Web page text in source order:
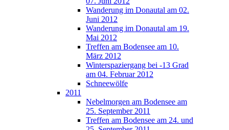
Wanderung im Donautal am 02.
Juni 2012
Wanderung im Donautal am 19.
Mai 2012
Treffen am Bodensee am 10.
März 2012
Winterspaziergang bei -13 Grad
am 04. Februar 2012
Schneewölfe
2011
Nebelmorgen am Bodensee am
25. September 2011
Treffen am Bodensee am 24. und